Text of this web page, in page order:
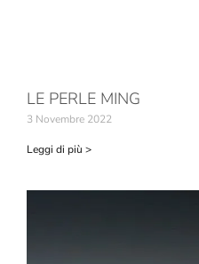
LE PERLE MING
3 Novembre 2022
Leggi di più >